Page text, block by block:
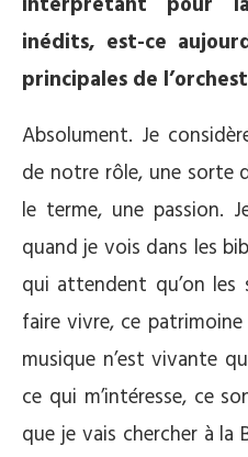
inédits, est-ce
principales de
Absolument. Je
de notre rôle, une sorte
le terme, une passion.
quand je vois dans les
qui attendent qu’on
faire vivre, ce
musique n’est vivante
ce qui m’intéresse, ce
que je vais chercher à la